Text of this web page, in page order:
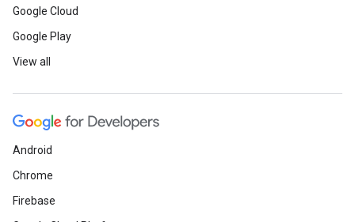
Google Cloud
Google Play
View all
Android
Chrome
Firebase